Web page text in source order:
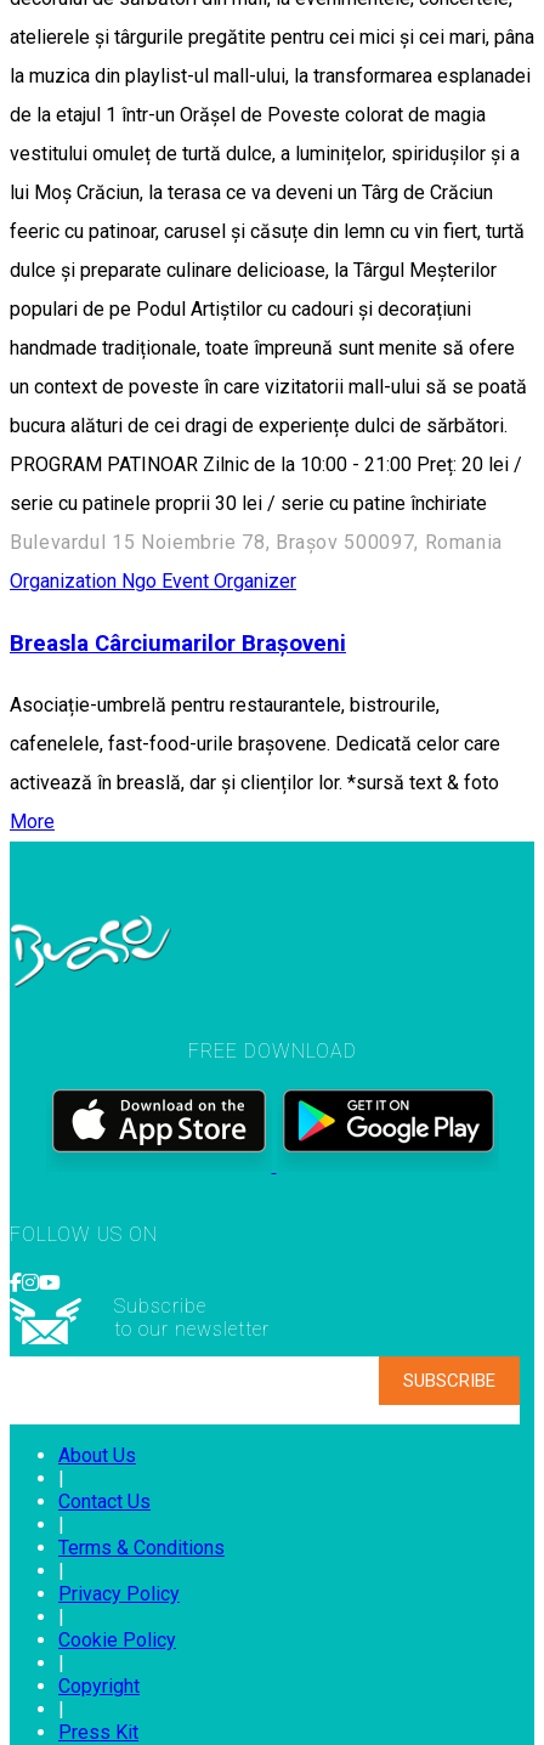
atelierele și târgurile pregătite pentru cei mici și cei mari, pâna
la muzica din playlist-ul mall-ului, la transformarea esplanadei
de la etajul 1 într-un Orășel de Poveste colorat de magia
vestitului omuleț de turtă dulce, a luminițelor, spiridușilor și a
lui Moș Crăciun, la terasa ce va deveni un Târg de Crăciun
feeric cu patinoar, carusel și căsuțe din lemn cu vin fiert, turtă
dulce și preparate culinare delicioase, la Târgul Meșterilor
populari de pe Podul Artiștilor cu cadouri și decorațiuni
handmade tradiționale, toate împreună sunt menite să ofere
un context de poveste în care vizitatorii mall-ului să se poată
bucura alături de cei dragi de experiențe dulci de sărbători.
PROGRAM PATINOAR Zilnic de la 10:00 - 21:00 Preț: 20 lei /
serie cu patinele proprii 30 lei / serie cu patine închiriate
Bulevardul 15 Noiembrie 78, Brașov 500097, Romania
Organization Ngo Event Organizer
Breasla Cârciumarilor Brașoveni
Asociație-umbrelă pentru restaurantele, bistrourile,
cafenelele, fast-food-urile brașovene. Dedicată celor care
activează în breaslă, dar și clienților lor. *sursă text & foto
More
FREE DOWNLOAD
FOLLOW US ON
Subscribe
to our newsletter
About Us
|
Contact Us
|
Terms & Conditions
|
Privacy Policy
|
Cookie Policy
|
Copyright
|
Press Kit